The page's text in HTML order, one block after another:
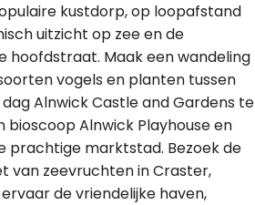
kustdorp, op loopafstand
uitzicht op zee en de
hoofdstraat. Maak een wandeling
vogels en planten tussen
Alnwick Castle and Gardens te
Alnwick Playhouse en
prachtige marktstad. Bezoek de
van zeevruchten in Craster,
de vriendelijke haven,